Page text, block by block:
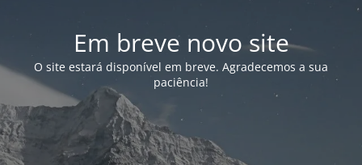
Em breve novo site
O site estará disponível em breve. Agradecemos a sua
paciência!